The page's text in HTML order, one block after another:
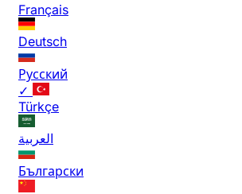
Français
Deutsch
Русский
✓
Türkçe
العربية
Български